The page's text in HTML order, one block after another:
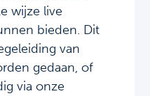
wijze live
bieden. Dit
van
gedaan, of
via onze